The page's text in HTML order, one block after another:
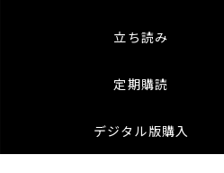
立ち読み
定期購読
デジタル版購入